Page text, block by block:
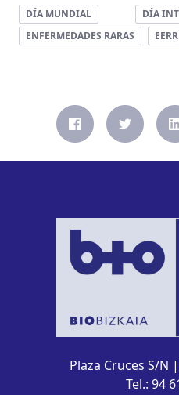
DÍA MUNDIAL DÍA
ENFERMEDADES RARAS
EERR
Plaza Cruces S/N
Tel.: 94